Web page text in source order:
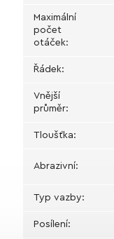
Maximální
počet
otáček:
Řádek:
Vnější
průměr:
Tloušťka:
Abrazivní:
Typ vazby:
Posílení: